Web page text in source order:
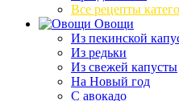
Все рецепты
Овощи
Из пекинской
Из редьки
Из свежей капусты
На Новый год
С авокадо